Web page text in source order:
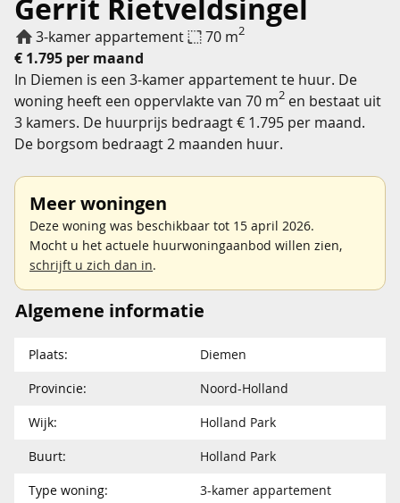
Gerrit Rietveldsingel
3-kamer appartement 70 m2
€ 1.795 per maand
In Diemen is een 3-kamer appartement te huur. De
woning heeft een oppervlakte van 70 m2 en bestaat uit
3 kamers. De huurprijs bedraagt € 1.795 per maand.
De borgsom bedraagt 2 maanden huur.
Meer woningen
Deze woning was beschikbaar tot 15 april 2026.
Mocht u het actuele huurwoningaanbod willen zien,
schrijft u zich dan in.
Algemene informatie
Plaats:
Diemen
Provincie:
Noord-Holland
Wijk:
Holland Park
Buurt:
Holland Park
Type woning:
3-kamer appartement